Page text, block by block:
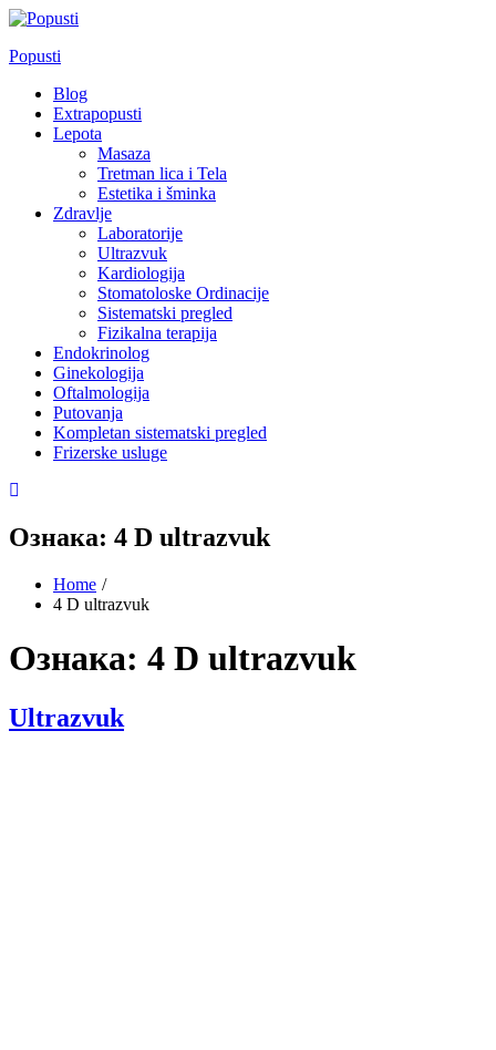
Skip
content
Popusti
Blog
Extrapopusti
Lepota
Masaza
Tretman lica i Tela
Estetika i šminka
Zdravlje
Laboratorije
Ultrazvuk
Kardiologija
Stomatoloske Ordinacije
Sistematski pregled
Fizikalna terapija
Endokrinolog
Ginekologija
Oftalmologija
Putovanja
Kompletan sistematski pregled
Frizerske usluge
Ознака: 4 D ultrazvuk
Home
4 D ultrazvuk
Ознака: 4 D ultrazvuk
Ultrazvuk